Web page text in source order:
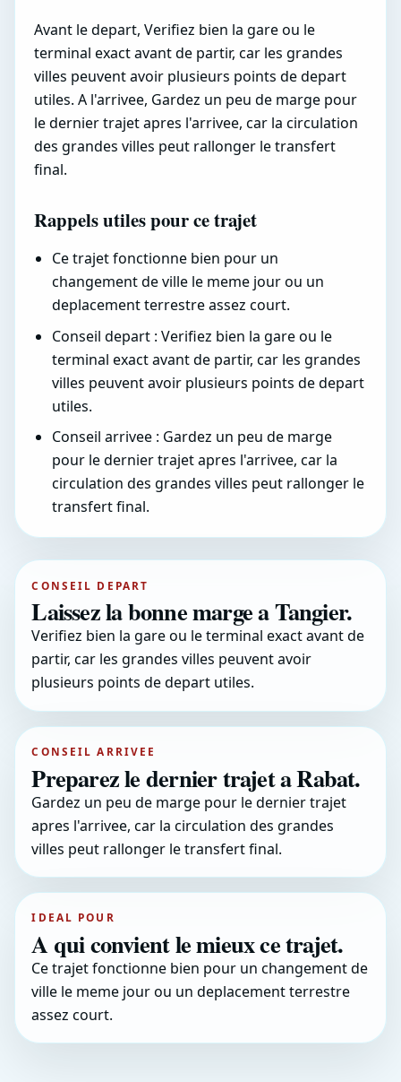
Avant le depart, Verifiez bien la gare ou le
terminal exact avant de partir, car les grandes
villes peuvent avoir plusieurs points de depart
utiles. A l'arrivee, Gardez un peu de marge pour
le dernier trajet apres l'arrivee, car la circulation
des grandes villes peut rallonger le transfert
final.
Rappels utiles pour ce trajet
Ce trajet fonctionne bien pour un
changement de ville le meme jour ou un
deplacement terrestre assez court.
Conseil depart : Verifiez bien la gare ou le
terminal exact avant de partir, car les grandes
villes peuvent avoir plusieurs points de depart
utiles.
Conseil arrivee : Gardez un peu de marge
pour le dernier trajet apres l'arrivee, car la
circulation des grandes villes peut rallonger le
transfert final.
CONSEIL DEPART
Laissez la bonne marge a Tangier.
Verifiez bien la gare ou le terminal exact avant de
partir, car les grandes villes peuvent avoir
plusieurs points de depart utiles.
CONSEIL ARRIVEE
Preparez le dernier trajet a Rabat.
Gardez un peu de marge pour le dernier trajet
apres l'arrivee, car la circulation des grandes
villes peut rallonger le transfert final.
IDEAL POUR
A qui convient le mieux ce trajet.
Ce trajet fonctionne bien pour un changement de
ville le meme jour ou un deplacement terrestre
assez court.